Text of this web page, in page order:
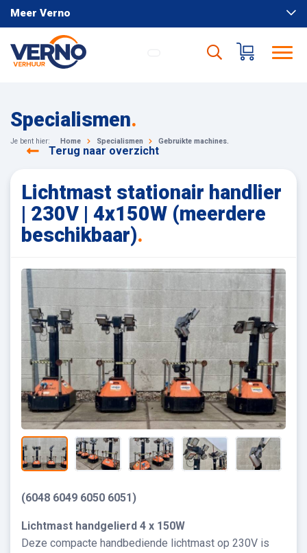
Meer Verno
Specialismen.
Je bent hier: Home Specialismen Gebruikte machines.
Terug naar overzicht
Lichtmast stationair handlier
| 230V | 4x150W (meerdere
beschikbaar).
(6048 6049 6050 6051)
Lichtmast handgelierd 4 x 150W
Deze compacte handbediende lichtmast op 230V is